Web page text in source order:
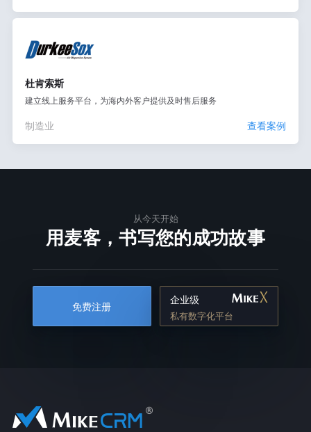
杜肯索斯
建立线上服务平台，为海内外客户提供及时售后服务
制造业 查看案例
从今天开始
用麦客，书写您的成功故事
免费注册
企业级
私有数字化平台